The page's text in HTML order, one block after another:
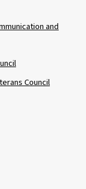
and
Council